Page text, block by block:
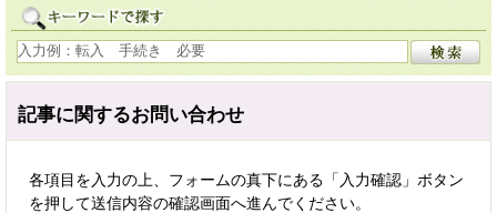
記事に関するお問い合わせ
各項目を入力の上、フォームの真下にある「入力確認」ボタン
を押して送信内容の確認画面へ進んでください。